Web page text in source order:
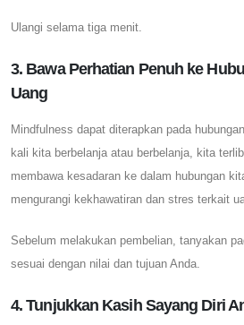
Ulangi selama tiga menit.
3. Bawa Perhatian Penuh ke
Uang
Mindfulness dapat diterapkan pada
kali kita berbelanja atau berbelanja, kita
membawa kesadaran ke dalam hubungan
mengurangi kekhawatiran dan stres terkait
Sebelum melakukan pembelian, tanyakan
sesuai dengan nilai dan tujuan Anda.
4. Tunjukkan Kasih Sayang Diri